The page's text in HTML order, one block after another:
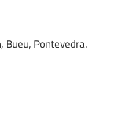
Bueu, Pontevedra.